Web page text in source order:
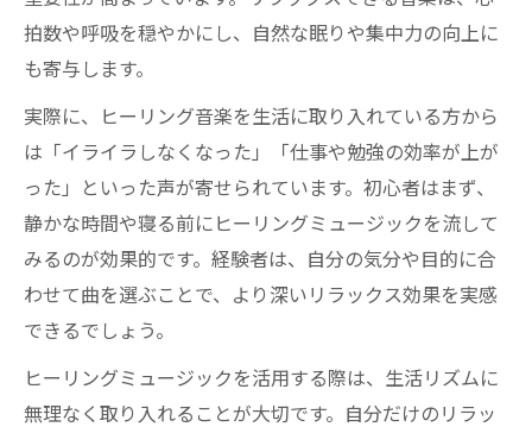
拍数や呼吸を穏やかにし、自然な眠りや集中力の向上に
も寄与します。
実際に、ヒーリング音楽を生活に取り入れている方から
は「イライラしなくなった」「仕事や勉強の効率が上が
った」といった声が寄せられています。初心者はまず、
静かな時間や寝る前にヒーリングミュージックを流して
みるのが効果的です。経験者は、自分の気分や目的に合
わせて曲を選ぶことで、より深いリラックス効果を実感
できるでしょう。
ヒーリングミュージックを活用する際は、生活リズムに
無理なく取り入れることが大切です。自分だけのリラッ